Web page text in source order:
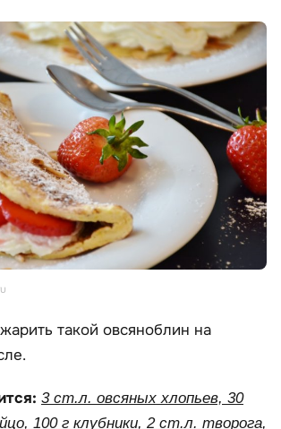
такой овсяноблин на
3 ст.л. овсяных хлопьев, 30
100 г клубники, 2 ст.л. творога,